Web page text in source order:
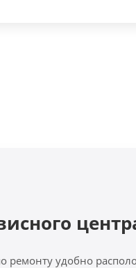
ремонту удобно